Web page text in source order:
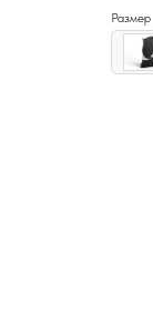
Размер